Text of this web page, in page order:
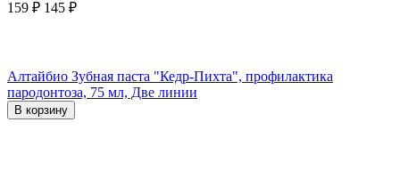
159 ₽ 145 ₽
Алтайбио Зубная паста "Кедр-Пихта", профилактика
пародонтоза, 75 мл, Две линии
В корзину